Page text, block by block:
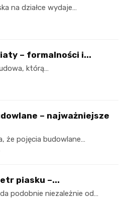
na działce wydaje…
– formalności i...
którą…
– najważniejsze
że pojęcia budowlane…
piasku –...
podobnie niezależnie od…